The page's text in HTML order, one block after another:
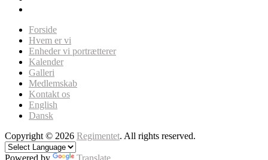
Forside
Hvem er vi
Enheder vi portrætterer
Kalender
Galleri
Medlemskab
Kontakt os
English
Dansk
Copyright © 2026 Regimentet. All rights reserved.
Powered by Translate